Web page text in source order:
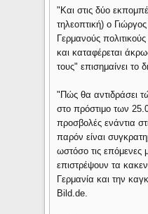
"Και στις δύο
τηλεοπτική) ο
Γερμανούς
και καταφέρεται
τους" επισημαίνει το
"Πώς θα αντιδράσει
στο πρόστιμο των
προσβολές ενάντια
παρόν είναι
ωστόσο τις επόμενες
επιστρέψουν τα
Γερμανία και την
Bild.de.